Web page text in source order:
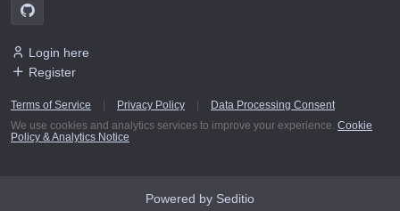
Login here
Register
Terms of Service Privacy Policy
Data Processing Consent
We use cookies and analytics services to improve your experience. Cookie
Policy & Analytics Notice
Powered by Seditio